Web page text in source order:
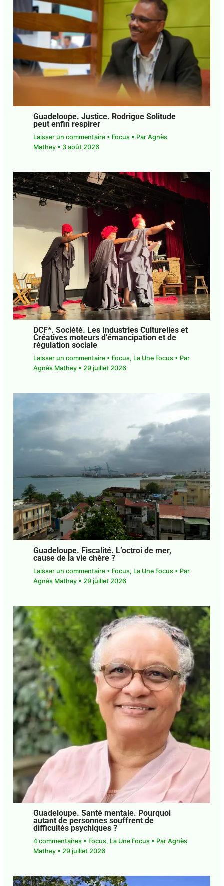
Article précédent Article suivant
PUBLICATIONS SIMILAIRES
Guadeloupe. Justice. Rodrigue Solitude
peut enfin respirer
Laisser un commentaire •Focus• Par Agnès
Mathey•3 août 2026
DCF*. Société. Les Industries Culturelles
et Créatives moteurs d’émancipation et
de régulation sociale
Laisser un commentaire •Focus,La Une Focus•
Par
Agnès Mathey 29 juillet 2026
Guadeloupe. Fiscalité. L’octroi de mer,
cause de la vie chère ?
Laisser un commentaire •Focus,La Une Focus •
ParAgnès Mathey 29 juillet 2026